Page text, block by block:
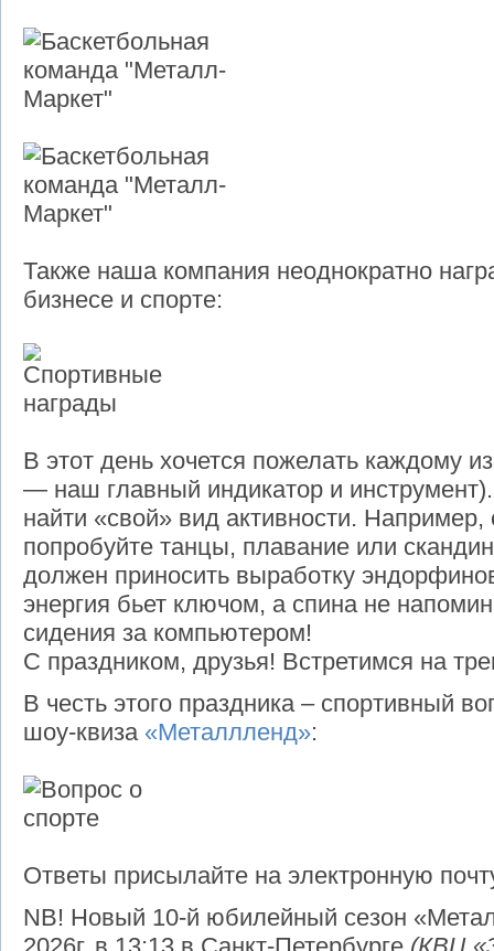
Также наша компания неоднократно
бизнесе и спорте:
В этот день хочется пожелать каждому
— наш главный индикатор и
найти «свой» вид активности.
попробуйте танцы, плавание или
должен приносить выработку
энергия бьет ключом, а спина не
сидения за компьютером!
С праздником, друзья! Встретимся на
В честь этого праздника – спортивный
шоу-квиза «Металлленд»:
Ответы присылайте на электронную
NB! Новый 10-й юбилейный сезон